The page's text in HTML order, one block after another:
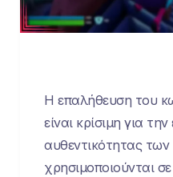
Η επαλήθευση του
είναι κρίσιμη για
αυθεντικότητας
χρησιμοποιούνται